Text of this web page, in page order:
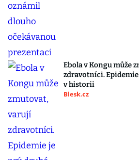
Ebola v Kongu může
zdravotníci.
v historii
Blesk.cz